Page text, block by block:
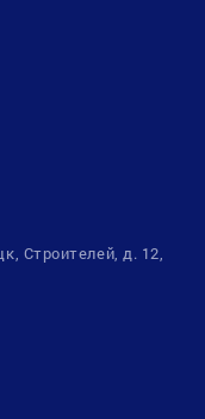
Строителей, д. 12,